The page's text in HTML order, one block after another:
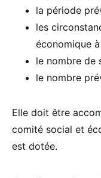
la période
les
économique
le nombre de
le nombre
Elle doit être
comité social et
est dotée.